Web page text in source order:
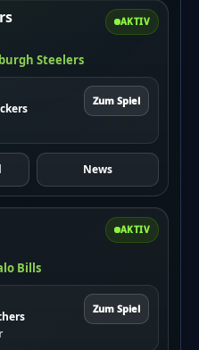
AKTIV
Steelers
Zum Spiel
News
AKTIV
Bills
Zum Spiel